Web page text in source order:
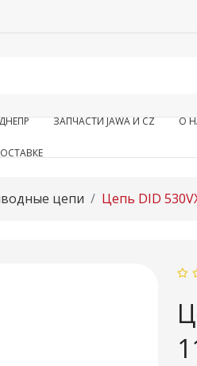
ЗАПЧАСТИ JAWA И CZ О
цепи Цепь DID